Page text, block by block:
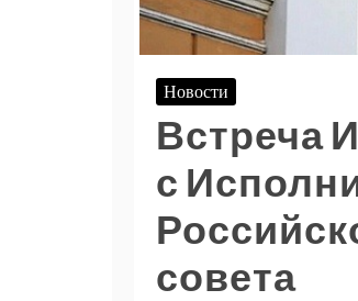
Новости
Встреча
с
совета